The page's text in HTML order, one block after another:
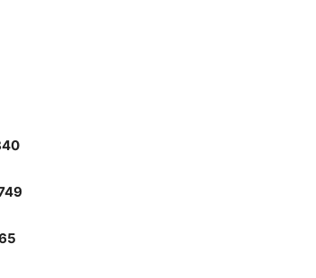
749